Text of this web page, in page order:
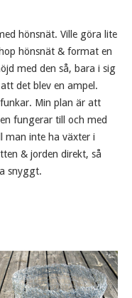
hönsnät. Ville göra lite
hönsnät & format en
med den så, bara i sig
det blev en ampel.
Min plan är att
fungerar till och med
man inte ha växter i
& jorden direkt, så
snyggt.